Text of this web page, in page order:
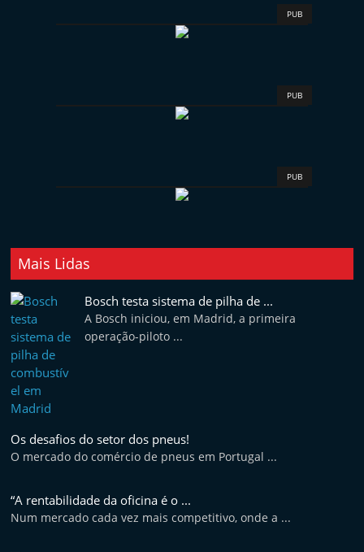
PUB
PUB
PUB
Mais Lidas
Bosch testa sistema de pilha de ...
A Bosch iniciou, em Madrid, a primeira
operação-piloto ...
Os desafios do setor dos pneus!
O mercado do comércio de pneus em Portugal ...
“A rentabilidade da oficina é o ...
Num mercado cada vez mais competitivo, onde a ...